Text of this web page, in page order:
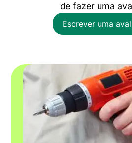
de fazer uma
Escrever uma